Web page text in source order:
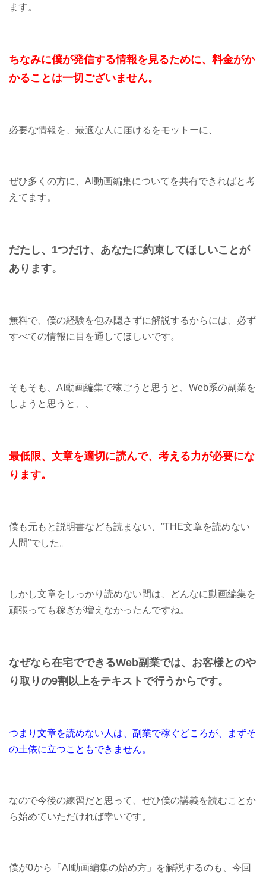
ます。
ちなみに僕が発信する情報を見るために、料金がか
かることは一切ございません。
必要な情報を、最適な人に届けるをモットーに、
ぜひ多くの方に、AI動画編集についてを共有できればと考
えてます。
だたし、1つだけ、あなたに約束してほしいことが
あります。
無料で、僕の経験を包み隠さずに解説するからには、必ず
すべての情報に目を通してほしいです。
そもそも、AI動画編集で稼ごうと思うと、Web系の副業を
しようと思うと、、
最低限、文章を適切に読んで、考える力が必要にな
ります。
僕も元もと説明書なども読まない、”THE文章を読めない
人間”でした。
しかし文章をしっかり読めない間は、どんなに動画編集を
頑張っても稼ぎが増えなかったんですね。
なぜなら在宅でできるWeb副業では、お客様とのや
り取りの9割以上をテキストで行うからです。
つまり文章を読めない人は、副業で稼ぐどころが、まずそ
の土俵に立つこともできません。
なので今後の練習だと思って、ぜひ僕の講義を読むことか
ら始めていただければ幸いです。
僕が0から「AI動画編集の始め方」を解説するのも、今回